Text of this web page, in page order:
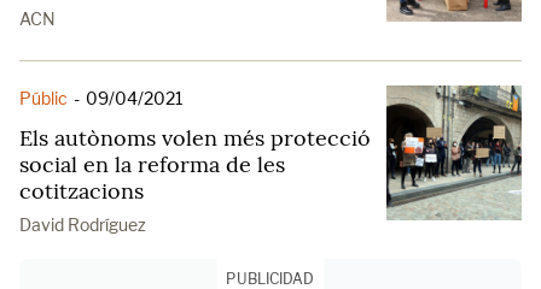
ACN
Públic - 09/04/2021
Els autònoms volen més protecció
social en la reforma de les
cotitzacions
David Rodríguez
PUBLICIDAD